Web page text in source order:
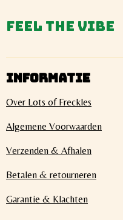
Feel the vibe
INFORMATIE
Over Lots of Freckles
Algemene Voorwaarden
Verzenden & Afhalen
Betalen & retourneren
Garantie & Klachten